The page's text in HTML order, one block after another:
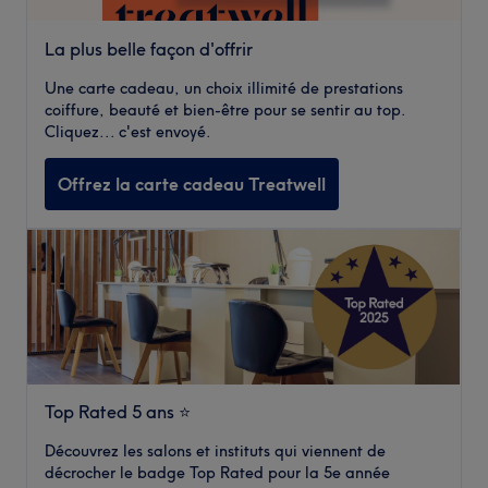
La plus belle façon d'offrir
Une carte cadeau, un choix illimité de prestations
coiffure, beauté et bien-être pour se sentir au top.
Cliquez... c'est envoyé.
Offrez la carte cadeau Treatwell
Top Rated 5 ans ⭐️
Découvrez les salons et instituts qui viennent de
décrocher le badge Top Rated pour la 5e année